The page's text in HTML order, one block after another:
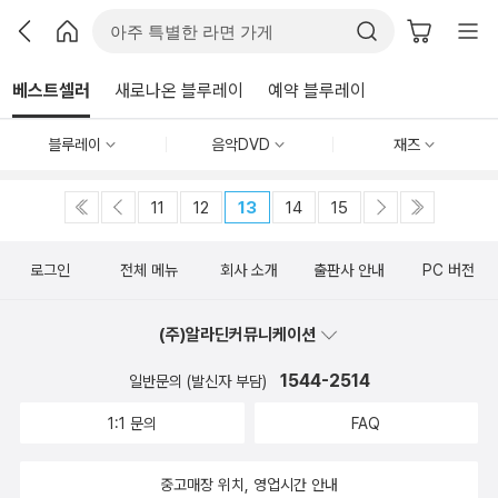
베스트셀러 새로나온 블루레이 예약 블루레이
블루레이 음악DVD 재즈
11 12 13 14 15
로그인 전체 메뉴 회사 소개 출판사 안내 PC 버전
(주)알라딘커뮤니케이션
일반문의 (발신자 부담) 1544-2514
1:1 문의 FAQ
중고매장 위치, 영업시간 안내